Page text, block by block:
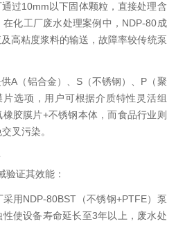
过10mm以下固体颗粒，直接处理含
化工厂废水处理案例中，NDP-80成
高粘度浆料的输送，故障率较传统泵
A（铝合金）、S（不锈钢）、P（聚
选项，用户可根据介质特性灵活组
胶膜片+不锈钢本体，而食品行业则
叉污染。
验证其效能：
用NDP-80BST（不锈钢+PTFE）泵
使设备寿命延长至3年以上，废水处